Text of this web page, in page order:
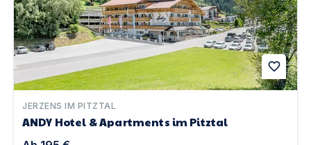
favorite
JERZENS IM PITZTAL
ANDY Hotel & Apartments im Pitztal